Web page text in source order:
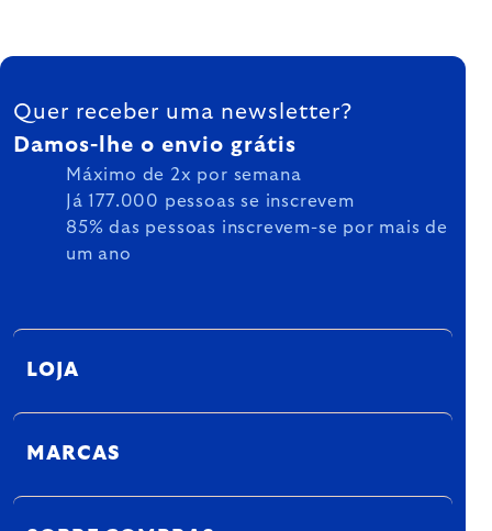
FOOTER
Quer receber uma newsletter?
Damos-lhe o envio grátis
Máximo de 2x por semana
Já 177.000 pessoas se inscrevem
85% das pessoas inscrevem-se por mais de
um ano
LOJA
MARCAS